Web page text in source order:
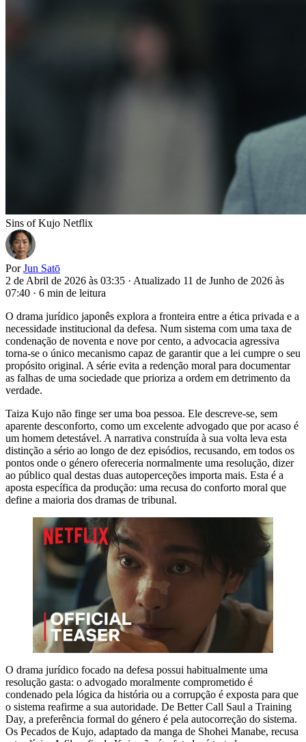
Sins of Kujo Netflix
Por Jun Satō
2 de Abril de 2026 às 03:35 · Atualizado 11 de Junho de 2026 às
07:40 · 6 min de leitura
O drama jurídico japonês explora a fronteira entre a ética privada e a
necessidade institucional da defesa. Num sistema com uma taxa de
condenação de noventa e nove por cento, a advocacia agressiva
torna-se o único mecanismo capaz de garantir que a lei cumpre o seu
propósito original. A série evita a redenção moral para documentar
as falhas de uma sociedade que prioriza a ordem em detrimento da
verdade.
Taiza Kujo não finge ser uma boa pessoa. Ele descreve-se, sem
aparente desconforto, como um excelente advogado que por acaso é
um homem detestável. A narrativa construída à sua volta leva esta
distinção a sério ao longo de dez episódios, recusando, em todos os
pontos onde o género ofereceria normalmente uma resolução, dizer
ao público qual destas duas autoperceções importa mais. Esta é a
aposta específica da produção: uma recusa do conforto moral que
define a maioria dos dramas de tribunal.
O drama jurídico focado na defesa possui habitualmente uma
resolução gasta: o advogado moralmente comprometido é
condenado pela lógica da história ou a corrupção é exposta para que
o sistema reafirme a sua autoridade. De Better Call Saul a Training
Day, a preferência formal do género é pela autocorreção do sistema.
Os Pecados de Kujo, adaptado da manga de Shohei Manabe, recusa